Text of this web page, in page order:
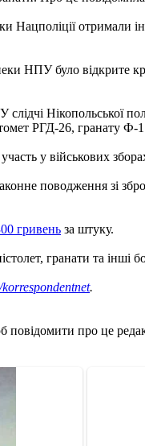
Нацполіції
НПУ було
Нікопольської
РГД-26, гранату Ф-
у військових зборах
поводження
гривень за штуку.
гранати та інші
.
повідомити про це